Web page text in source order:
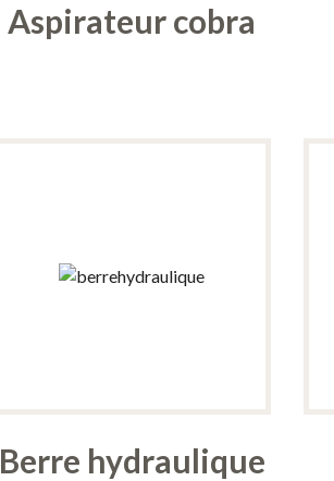
Aspirateur cobra
Berre hydraulique